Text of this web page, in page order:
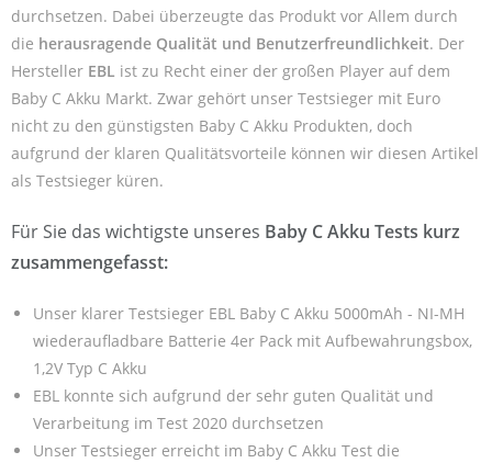
durchsetzen. Dabei überzeugte das Produkt vor Allem durch
die herausragende Qualität und Benutzerfreundlichkeit. Der
Hersteller EBL ist zu Recht einer der großen Player auf dem
Baby C Akku Markt. Zwar gehört unser Testsieger mit Euro
nicht zu den günstigsten Baby C Akku Produkten, doch
aufgrund der klaren Qualitätsvorteile können wir diesen Artikel
als Testsieger küren.
Für Sie das wichtigste unseres Baby C Akku Tests kurz
zusammengefasst:
Unser klarer Testsieger EBL Baby C Akku 5000mAh - NI-MH
wiederaufladbare Batterie 4er Pack mit Aufbewahrungsbox,
1,2V Typ C Akku
EBL konnte sich aufgrund der sehr guten Qualität und
Verarbeitung im Test 2020 durchsetzen
Unser Testsieger erreicht im Baby C Akku Test die